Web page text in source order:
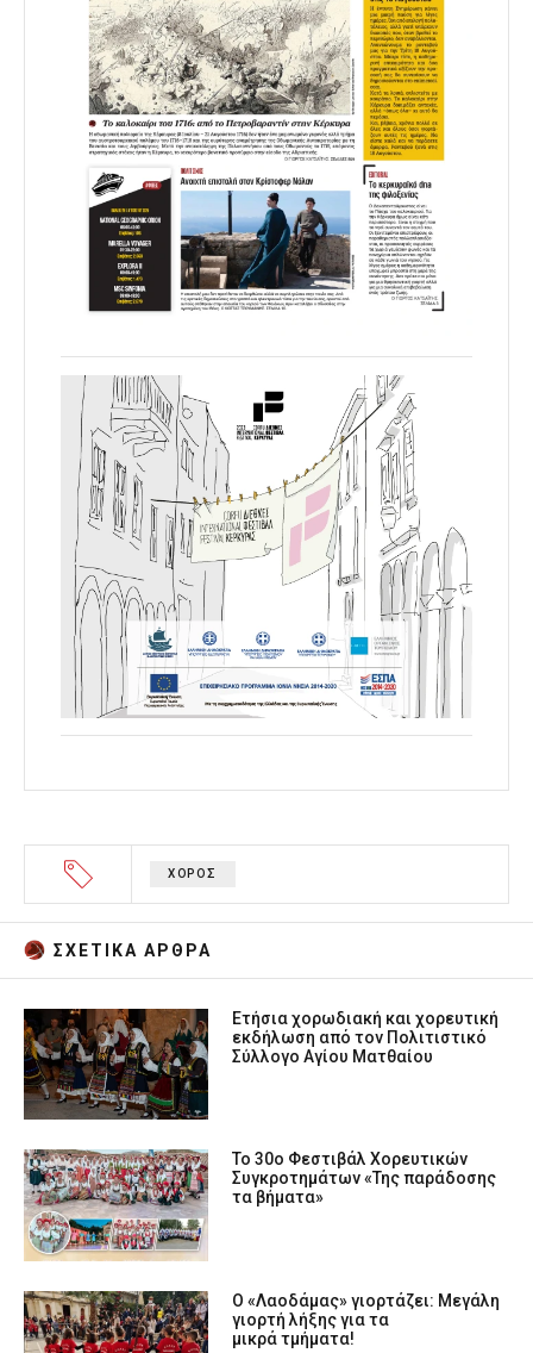
ΧΟΡΟΣ
ΣΧΕΤΙΚA AΡΘΡΑ
Ετήσια χορωδιακή και χορευτική
εκδήλωση από τον Πολιτιστικό
Σύλλογο Αγίου Ματθαίου
Το 30ο Φεστιβάλ Χορευτικών
Συγκροτημάτων «Της παράδοσης
τα βήματα»
Ο «Λαοδάμας» γιορτάζει: Μεγάλη
γιορτή λήξης για τα
μικρά τμήματα!